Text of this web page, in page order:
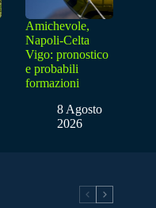
Amichevole,
Napoli-Celta
Vigo: pronostico
e probabili
formazioni
8 Agosto
2026